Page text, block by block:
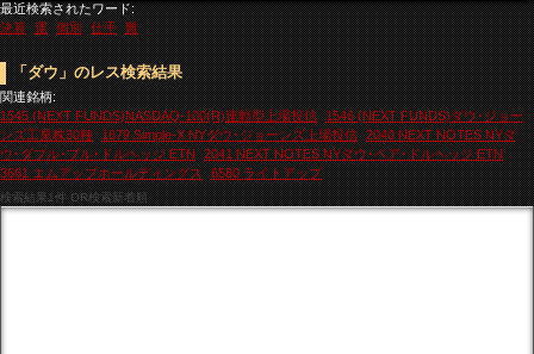
最近検索されたワード:
決算 運 個別 仕手 難
「ダウ」のレス検索結果
関連銘柄:
1545 (NEXT FUNDS)NASDAQ-100(R)連動型上場投信 1546 (NEXT FUNDS)ダウ･ジョー
ンズ工業株30種 1679 Simple-X NYダウ･ジョーンズ上場投信 2040 NEXT NOTES NYダ
ウ･ダブル･ブル･ドルヘッジ ETN 2041 NEXT NOTES NYダウ･ベア･ドルヘッジ ETN
3661 エムアップホールディングス 6580 ライトアップ
検索結果1件 OR検索新着順